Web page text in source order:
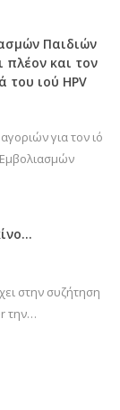
Παιδιών
πλέον και τον
του ιού HPV
για τον ιό
στην συζήτηση
την…